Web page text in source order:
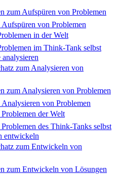
zum Aufspüren von Problemen
von Problemen
in der Welt
im Think-Tank selbst
zum Analysieren von
zum Analysieren von Problemen
von Problemen
der Welt
des Think-Tanks selbst
entwickeln
zum Entwickeln von
zum Entwickeln von Lösungen